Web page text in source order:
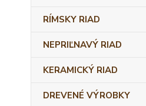
RÍMSKY RIAD
NEPRIĽNAVÝ RIAD
KERAMICKÝ RIAD
DREVENÉ VÝROBKY